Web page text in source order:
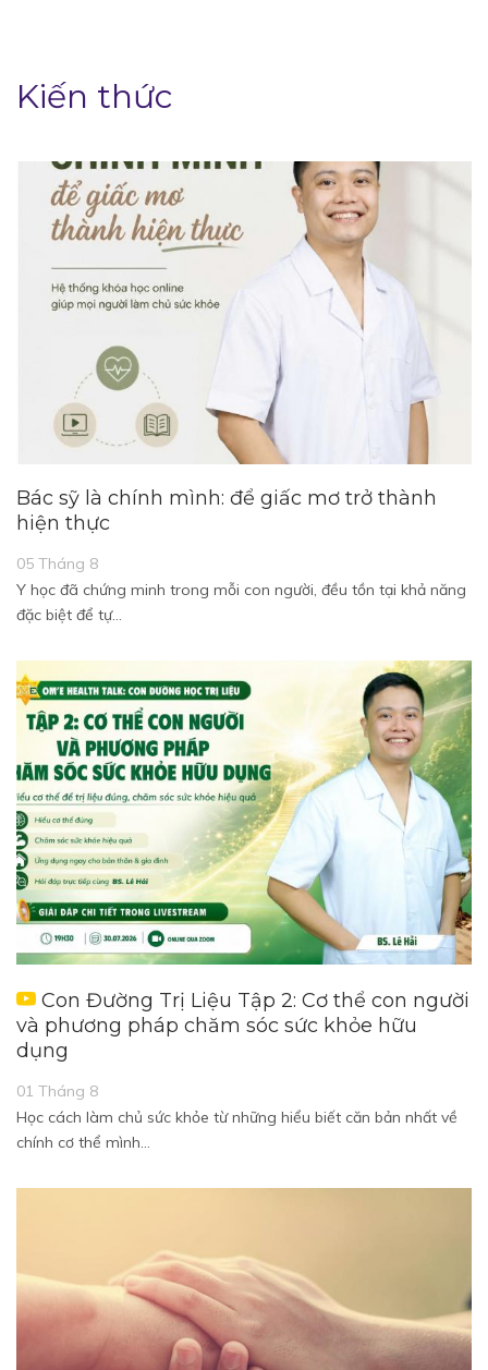
Kiến thức
Bác sỹ là chính mình: để giấc mơ trở thành
hiện thực
05 Tháng 8
Y học đã chứng minh trong mỗi con người, đều tồn tại khả năng
đặc biệt để tự…
Con Đường Trị Liệu Tập 2: Cơ thể con người
và phương pháp chăm sóc sức khỏe hữu
dụng
01 Tháng 8
Học cách làm chủ sức khỏe từ những hiểu biết căn bản nhất về
chính cơ thể mình…